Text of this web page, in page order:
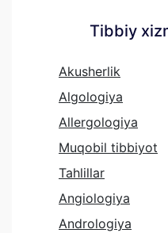
Tibbiy
Akusherlik
Algologiya
Allergologiya
Muqobil tibbiyot
Tahlillar
Angiologiya
Andrologiya